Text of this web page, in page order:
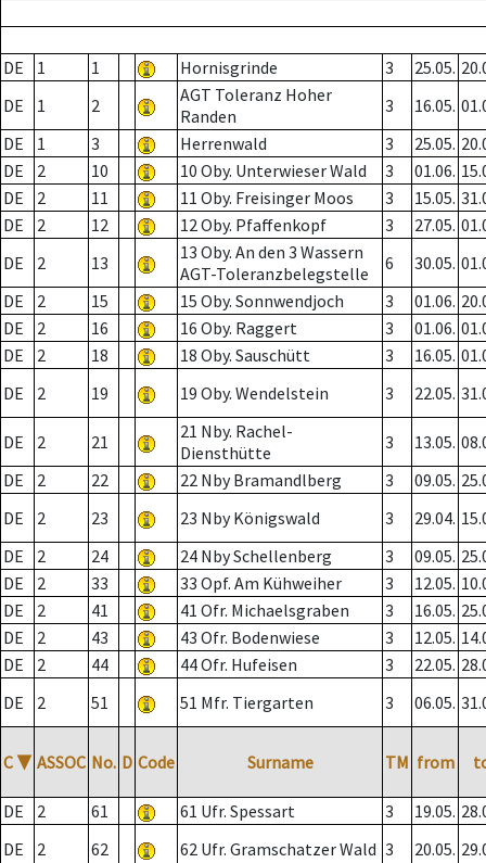
DE 1 1 Hornisgrinde 3 25.05.
DE
1 2
AGT Toleranz Hoher
Randen
3 16.05.
DE
1 3 Herrenwald 3 25.05.
DE
2 10 10 Oby. Unterwieser Wald 3 01.06.
DE
2 11 11 Oby. Freisinger Moos 3 15.05.
DE
2 12 12 Oby. Pfaffenkopf 3 27.05.
DE
2 13
13 Oby. An den 3 Wassern
AGT-Toleranzbelegstelle
6 30.05.
DE
2 15 15 Oby. Sonnwendjoch 3 01.06.
DE
2 16 16 Oby. Raggert 3 01.06.
DE
2 18 18 Oby. Sauschütt 3 16.05.
DE
2 19 19 Oby. Wendelstein 3 22.05.
DE 2 21
21 Nby. Rachel-
Diensthütte
3 13.05.
DE
2 22 22 Nby Bramandlberg 3 09.05.
DE
2 23 23 Nby Königswald 3 29.04.
DE
2 24 24 Nby Schellenberg 3 09.05.
DE
2 33 33 Opf. Am Kühweiher 3 12.05.
DE
2 41 41 Ofr. Michaelsgraben 3 16.05.
DE
2 43 43 Ofr. Bodenwiese 3 12.05.
DE
2 44 44 Ofr. Hufeisen 3 22.05.
DE
2 51 51 Mfr. Tiergarten 3 06.05.
C ▼ ASSOC No. D Code Surname TM from
DE 2 61 61 Ufr. Spessart 3 19.05.
DE
2 62 62 Ufr. Gramschatzer Wald 3 20.05.